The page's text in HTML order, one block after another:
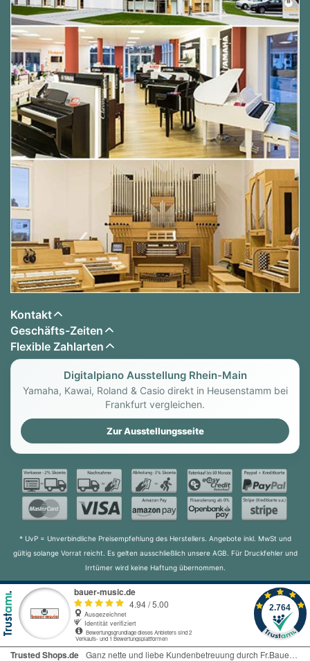
Kontakt
Geschäfts-Zeiten
Flexible Zahlarten
Digitalpiano Ausstellung Rhein-Main
Yamaha, Kawai, Roland & Casio direkt in Heusenstamm bei
Frankfurt vergleichen.
Zur Ausstellungsseite
* UvP = Unverbindliche Preisempfehlung des Herstellers. Angebote inkl. MwSt und
gültig solange Vorrat reicht. Es gelten ausschließlich unsere AGB. Für Druckfehler und
Irrtümer wird keine Haftung übernommen.